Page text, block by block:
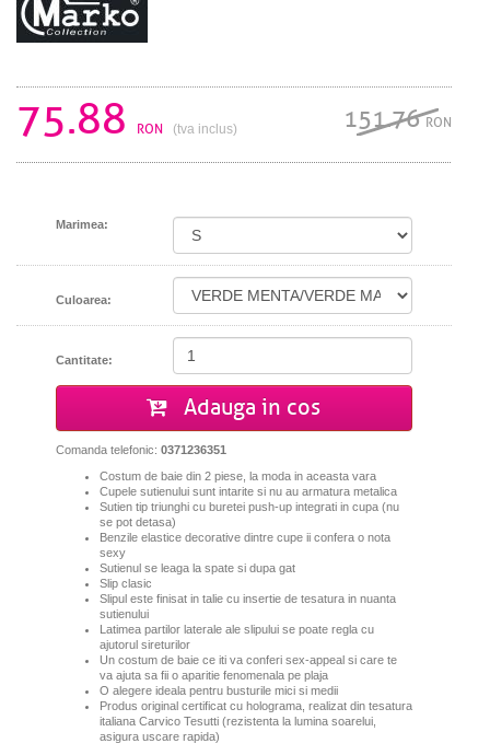
75.88 RON (tva inclus) 151.76RON
Marimea:
Culoarea:
Cantitate:
Adauga in cos
Comanda telefonic: 0371236351
Costum de baie din 2 piese, la moda in aceasta vara
Cupele sutienului sunt intarite si nu au armatura metalica
Sutien tip triunghi cu buretei push-up integrati in cupa (nu
se pot detasa)
Benzile elastice decorative dintre cupe ii confera o nota
sexy
Sutienul se leaga la spate si dupa gat
Slip clasic
Slipul este finisat in talie cu insertie de tesatura in nuanta
sutienului
Latimea partilor laterale ale slipului se poate regla cu
ajutorul sireturilor
Un costum de baie ce iti va conferi sex-appeal si care te
va ajuta sa fii o aparitie fenomenala pe plaja
O alegere ideala pentru busturile mici si medii
Produs original certificat cu holograma, realizat din tesatura
italiana Carvico Tesutti (rezistenta la lumina soarelui,
asigura uscare rapida)